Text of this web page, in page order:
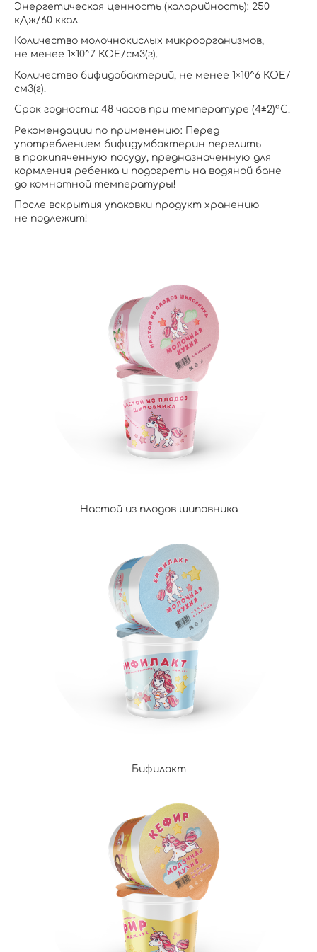
Энергетическая ценность (калорийность): 250
кДж/60 ккал.
Количество молочнокислых микроорганизмов,
не менее 1×10^7 КОЕ/см3(г).
Количество бифидобактерий, не менее 1×10^6 КОЕ/
см3(г).
Срок годности: 48 часов при температуре (4±2)°С.
Рекомендации по применению: Перед
употреблением бифидумбактерин перелить
в прокипяченную посуду, предназначенную для
кормления ребенка и подогреть на водяной бане
до комнатной температуры!
После вскрытия упаковки продукт хранению
не подлежит!
Настой из плодов шиповника
Бифилакт